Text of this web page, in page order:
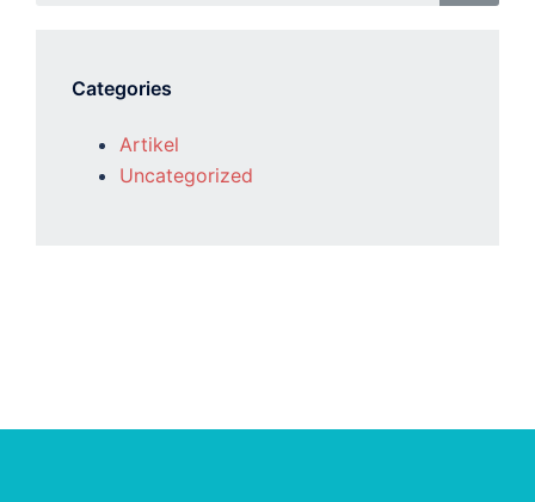
Categories
Artikel
Uncategorized